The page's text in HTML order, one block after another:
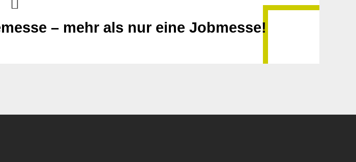
– mehr als nur eine Jobmesse!